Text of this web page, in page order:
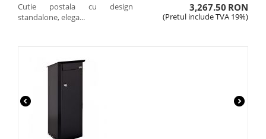
Cutie postala cu design
standalone, elega...
3,267.50 RON
(Pretul include TVA 19%)